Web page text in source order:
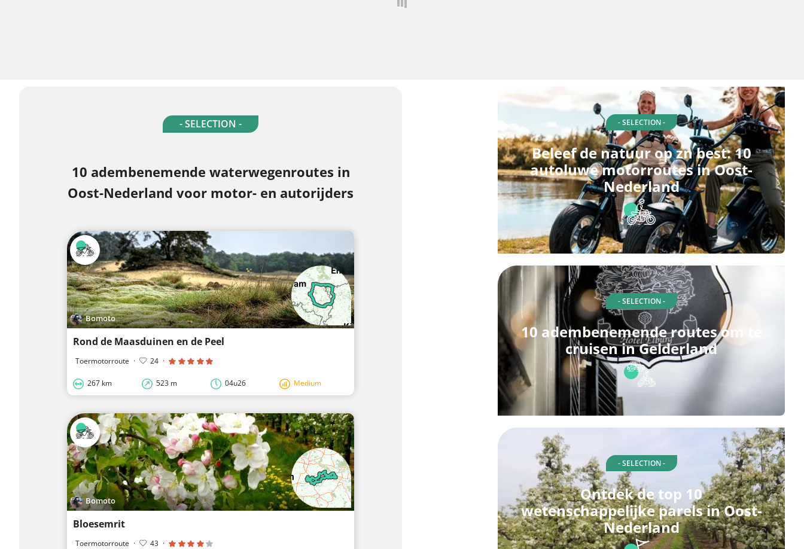
- SELECTION -
10 adembenemende waterwegenroutes in
Oost-Nederland voor motor- en autorijders
Bomoto
Rond de Maasduinen en de Peel
Toermotorroute · 24 ·
267 km 523 m 04u26 Medium
Bomoto
Bloesemrit
Toermotorroute · 43 ·
- SELECTION -
Beleef de natuur op zn best: 10
autoluwe motorroutes in Oost-
Nederland
- SELECTION -
10 adembenemende routes om te
cruisen in Gelderland
- SELECTION -
Ontdek de top 10
wetenschappelijke parels in Oost-
Nederland